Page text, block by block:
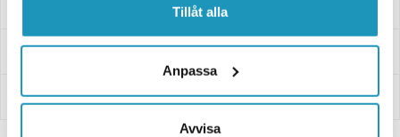
Tillåt alla
Anpassa
Avvisa
Leverans- & Returinformation
Betalning